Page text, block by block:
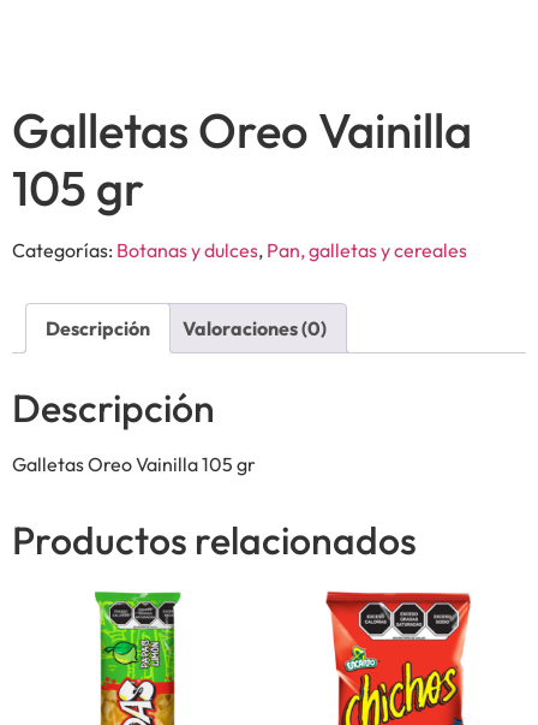
Galletas Oreo Vainilla
105 gr
Categorías: Botanas y dulces, Pan, galletas y cereales
Descripción Valoraciones (0)
Descripción
Galletas Oreo Vainilla 105 gr
Productos relacionados